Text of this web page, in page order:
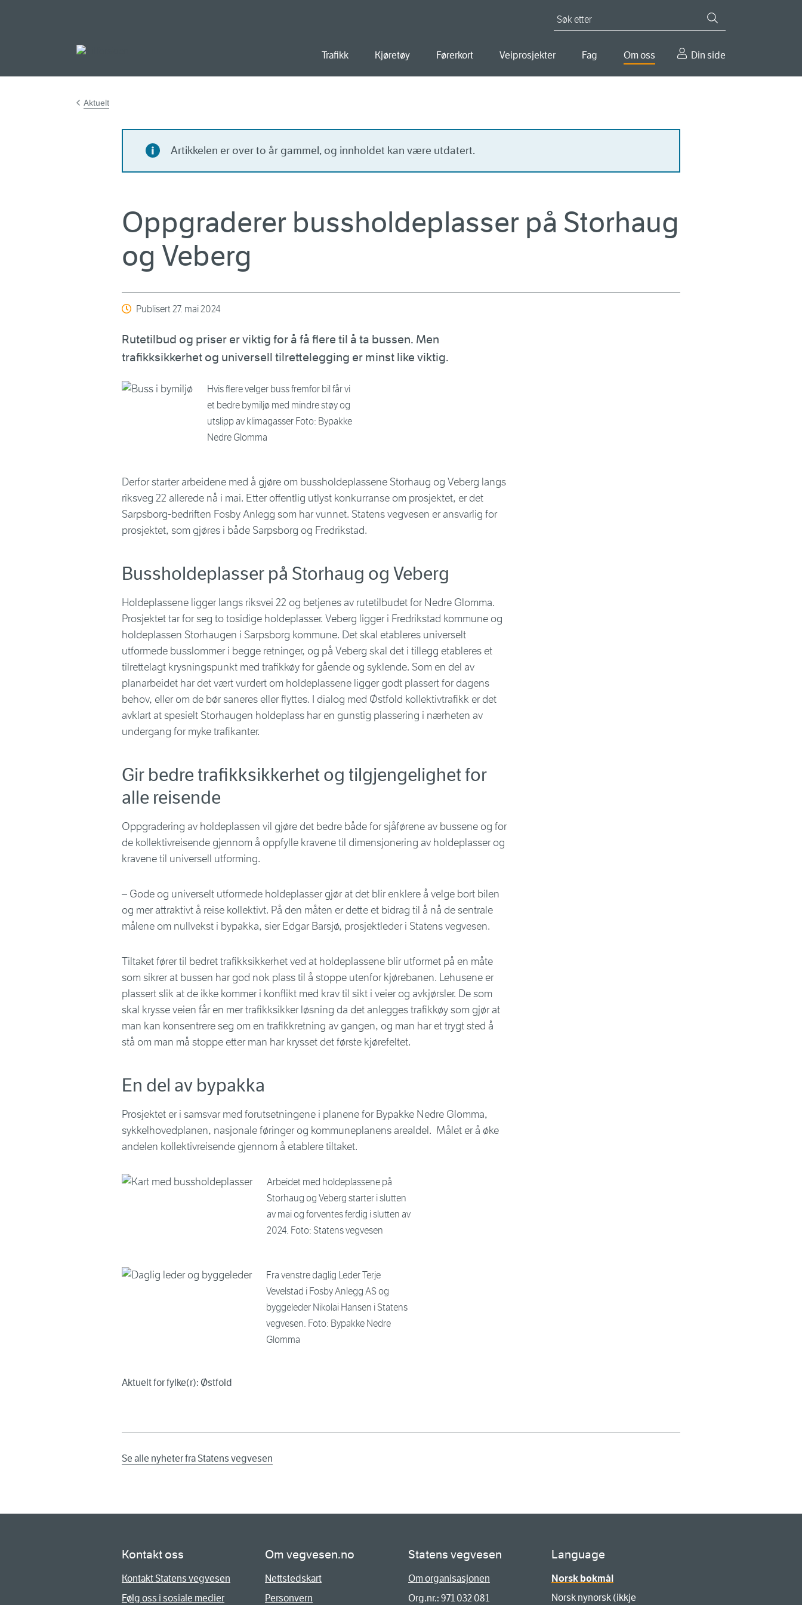
Trafikk Kjøretøy Førerkort Veiprosjekter Fag Om oss Din side
Aktuelt
Artikkelen er over to år gammel, og innholdet kan være utdatert.
Oppgraderer bussholdeplasser på Storhaug
og Veberg
Publisert27. mai 2024
Rutetilbud og priser er viktig for å få flere til å ta bussen. Men
trafikksikkerhet og universell tilrettelegging er minst like viktig.
Hvis flere velger buss fremfor bil får vi
et bedre bymiljø med mindre støy og
utslipp av klimagasser Foto: Bypakke
Nedre Glomma
Derfor starter arbeidene med å gjøre om bussholdeplassene Storhaug og Veberg langs
riksveg 22 allerede nå i mai. Etter offentlig utlyst konkurranse om prosjektet, er det
Sarpsborg-bedriften Fosby Anlegg som har vunnet. Statens vegvesen er ansvarlig for
prosjektet, som gjøres i både Sarpsborg og Fredrikstad.
Bussholdeplasser på Storhaug og Veberg
Holdeplassene ligger langs riksvei 22 og betjenes av rutetilbudet for Nedre Glomma.
Prosjektet tar for seg to tosidige holdeplasser. Veberg ligger i Fredrikstad kommune og
holdeplassen Storhaugen i Sarpsborg kommune. Det skal etableres universelt
utformede busslommer i begge retninger, og på Veberg skal det i tillegg etableres et
tilrettelagt krysningspunkt med trafikkøy for gående og syklende. Som en del av
planarbeidet har det vært vurdert om holdeplassene ligger godt plassert for dagens
behov, eller om de bør saneres eller flyttes. I dialog med Østfold kollektivtrafikk er det
avklart at spesielt Storhaugen holdeplass har en gunstig plassering i nærheten av
undergang for myke trafikanter.
Gir bedre trafikksikkerhet og tilgjengelighet for
alle reisende
Oppgradering av holdeplassen vil gjøre det bedre både for sjåførene av bussene og for
de kollektivreisende gjennom å oppfylle kravene til dimensjonering av holdeplasser og
kravene til universell utforming.
– Gode og universelt utformede holdeplasser gjør at det blir enklere å velge bort bilen
og mer attraktivt å reise kollektivt. På den måten er dette et bidrag til å nå de sentrale
målene om nullvekst i bypakka, sier Edgar Barsjø, prosjektleder i Statens vegvesen.
Tiltaket fører til bedret trafikksikkerhet ved at holdeplassene blir utformet på en måte
som sikrer at bussen har god nok plass til å stoppe utenfor kjørebanen. Lehusene er
plassert slik at de ikke kommer i konflikt med krav til sikt i veier og avkjørsler. De som
skal krysse veien får en mer trafikksikker løsning da det anlegges trafikkøy som gjør at
man kan konsentrere seg om en trafikkretning av gangen, og man har et trygt sted å
stå om man må stoppe etter man har krysset det første kjørefeltet.
En del av bypakka
Prosjektet er i samsvar med forutsetningene i planene for Bypakke Nedre Glomma,
sykkelhovedplanen, nasjonale føringer og kommuneplanens arealdel. Målet er å øke
andelen kollektivreisende gjennom å etablere tiltaket.
Arbeidet med holdeplassene på
Storhaug og Veberg starter i slutten
av mai og forventes ferdig i slutten av
2024. Foto: Statens vegvesen
Fra venstre daglig Leder Terje
Vevelstad i Fosby Anlegg AS og
byggeleder Nikolai Hansen i Statens
vegvesen. Foto: Bypakke Nedre
Glomma
Aktuelt for fylke(r): Østfold
Se alle nyheter fra Statens vegvesen
Kontakt oss
Kontakt Statens vegvesen
Følg oss i sosiale medier
Om vegvesen.no
Nettstedskart
Personvern
Statens vegvesen
Om organisasjonen
Org.nr.: 971 032 081
Language
Norsk bokmål
Norsk nynorsk (ikkje